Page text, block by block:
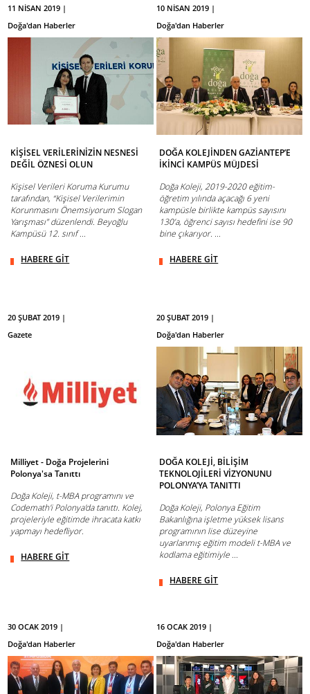
11 NİSAN 2019 |
Doğa'dan Haberler
KİŞİSEL VERİLERİNİZİN NESNESİ
DEĞİL ÖZNESİ OLUN
Kişisel Verileri Koruma Kurumu
tarafından, “Kişisel Verilerimin
Korunmasını Önemsiyorum Slogan
Yarışması” düzenlendi. Beyoğlu
Kampüsü 12. sınıf ...
HABERE GİT
10 NİSAN 2019 |
Doğa'dan Haberler
DOĞA KOLEJİNDEN GAZİANTEP’E
İKİNCİ KAMPÜS MÜJDESİ
Doğa Koleji, 2019-2020 eğitim-
öğretim yılında açacağı 6 yeni
kampüsle birlikte kampüs sayısını
130’a, öğrenci sayısı hedefini ise 90
bine çıkarıyor. ...
HABERE GİT
20 ŞUBAT 2019 |
Gazete
Milliyet - Doğa Projelerini
Polonya'sa Tanıttı
Doğa Koleji, t-MBA programını ve
Codemath'i Polonya'da tanıttı. Kolej,
projeleriyle eğitimde ihracata katkı
yapmayı hedefliyor.
HABERE GİT
20 ŞUBAT 2019 |
Doğa'dan Haberler
DOĞA KOLEJİ, BİLİŞİM
TEKNOLOJİLERİ VİZYONUNU
POLONYA’YA TANITTI
Doğa Koleji, Polonya Eğitim
Bakanlığına işletme yüksek lisans
programının lise düzeyine
uyarlanmış eğitim modeli t-MBA ve
kodlama eğitimiyle ...
HABERE GİT
30 OCAK 2019 |
Doğa'dan Haberler
16 OCAK 2019 |
Doğa'dan Haberler